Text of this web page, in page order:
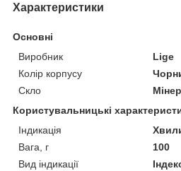
Характеристики
Основні
Виробник
Lige
Колір корпусу
Скло
Користувальницькі
Індикація
Вага, г
100
Вид індикації